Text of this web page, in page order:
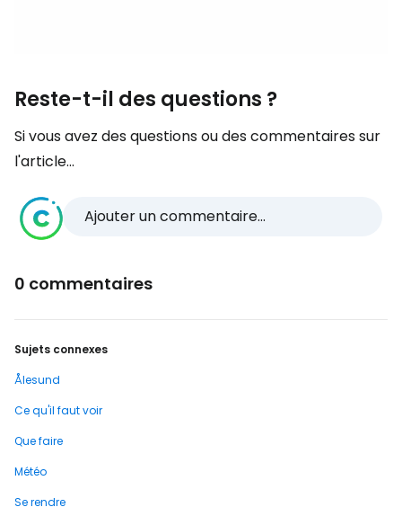
Reste-t-il des questions ?
Si vous avez des questions ou des commentaires sur
l'article...
Ajouter un commentaire...
0 commentaires
Sujets connexes
Ålesund
Ce qu'il faut voir
Que faire
Météo
Se rendre